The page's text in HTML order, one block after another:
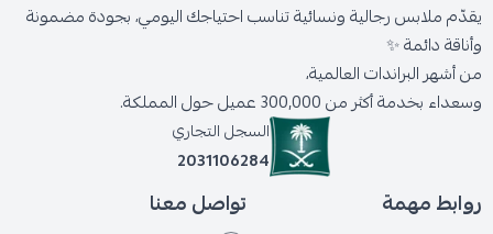
يقدّم ملابس رجالية ونسائية تناسب احتياجك اليومي، بجودة مضمونة
وأناقة دائمة ✨
من أشهر البراندات العالمية،
وسعداء بخدمة أكثر من 300,000 عميل حول المملكة.
السجل التجاري
2031106284
روابط مهمة تواصل معنا